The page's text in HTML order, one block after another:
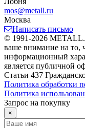
mos@metall.ru
Москва
Написать письмо
© 1991-2026
ваше внимание на то,
информационный
является публичной
Статьи 437
Политика обработки
Политика
Запрос на покупку
×